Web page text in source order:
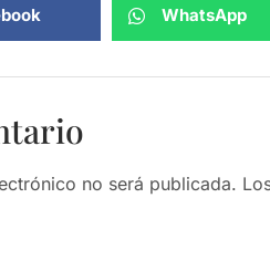
WhatsApp
no será publicada.